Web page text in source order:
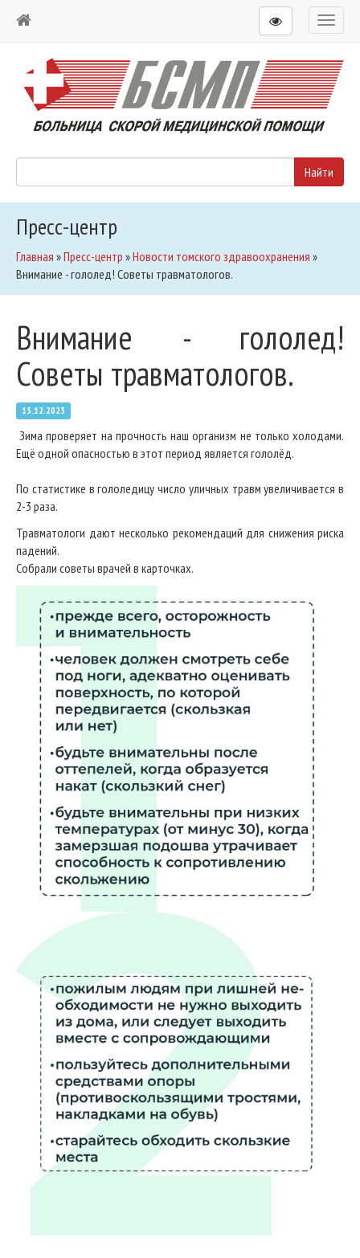
Toggle
Пресс-центр
Главная »Пресс-центр »Новости томского здравоохранения »
Внимание - гололед! Советы травматологов.
Внимание - гололед!
Советы травматологов.
15.12.2023
Зима проверяет на прочность наш организм не только холодами.
Ещё одной опасностью в этот период является гололёд.
По статистике в гололедицу число уличных травм увеличивается в
2-3 раза.
Травматологи дают несколько рекомендаций для снижения риска
падений.
Собрали советы врачей в карточках.